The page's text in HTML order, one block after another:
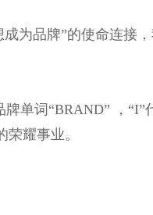
为品牌”的使命连接
单词“BRAND” ，“I”
耀事业。